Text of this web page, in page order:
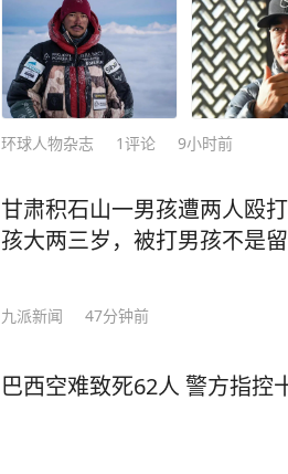
全程被直播。朋友报警，多名
33分赶到时她已身亡。首尔龙
因。值得注意的是，她所居住
经纪公司HYBE位于一样的首尔
所属经纪公司HYBE尚未公开回
害，呼吁网友在发表言论时保持
垮他人的最后一根稻草。 娱乐
造雪而内疚吧。事情的起点，不
像似乎也理据不足。不过粉丝们
环球人物杂志 1评论 9小时前
甘肃积石山一男孩遭两人殴
孩大两三岁，被打男孩不是
九派新闻 47分钟前
巴西空难致死62人 警方指控